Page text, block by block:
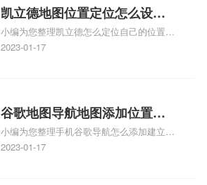
门指路人地图标注服务中心地址标注上地图
怎么弄相关地图标注知识，详情可查看下方
正文！
凯立德地图位置定位怎么设置
自己的指路人地图标注服务中
心名？凯立德地图位置定位怎
小编为您整理凯立德怎么定位自己的位置
啊、手机凯立德地图定位怎么设置往上走、
地图标注服务中心铺招牌相关地图标注知
识，详情可查看下方正文！
2023-01-17
谷歌地图导航地图添加位置？
添加谷歌地图导航位置？
小编为您整理手机谷歌导航怎么添加建立多
人位置、如何在地图，谷歌地图添加公司位
2023-01-17